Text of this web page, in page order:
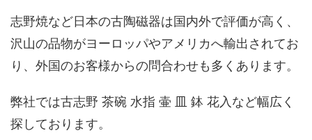
志野焼など日本の古陶磁器は国内外で評価が高く、
沢山の品物がヨーロッパやアメリカへ輸出されてお
り、外国のお客様からの問合わせも多くあります。
弊社では古志野 茶碗 水指 壷 皿 鉢 花入など幅広く
探しております。